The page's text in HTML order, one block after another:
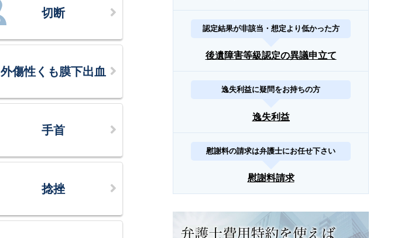
切断
外傷性くも膜下出血
手首
捻挫
認定結果が非該当・想定より低かった方
後遺障害等級認定の異議申立て
逸失利益に疑問をお持ちの方
逸失利益
慰謝料の請求は弁護士にお任せ下さい
慰謝料請求